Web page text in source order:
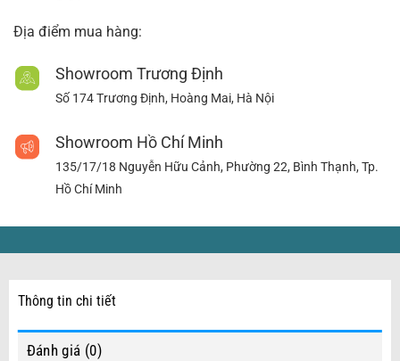
Địa điểm mua hàng:
Showroom Trương Định
Số 174 Trương Định, Hoàng Mai, Hà Nội
Showroom Hồ Chí Minh
135/17/18 Nguyễn Hữu Cảnh, Phường 22, Bình Thạnh, Tp.
Hồ Chí Minh
Thông tin chi tiết
Đánh giá (0)